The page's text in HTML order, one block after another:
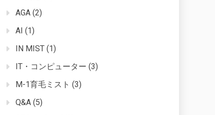
AGA (2)
AI (1)
IN MIST (1)
IT・コンピューター (3)
M-1育毛ミスト (3)
Q&A (5)